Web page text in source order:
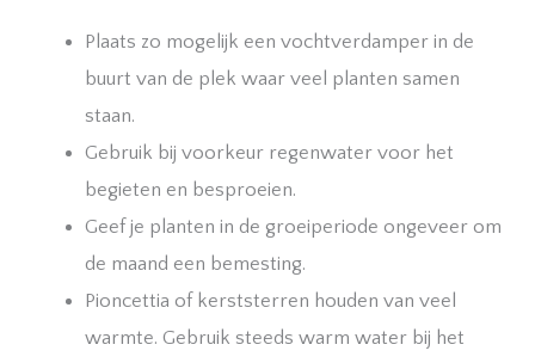
Plaats zo mogelijk een vochtverdamper in de
buurt van de plek waar veel planten samen
staan.
Gebruik bij voorkeur regenwater voor het
begieten en besproeien.
Geef je planten in de groeiperiode ongeveer om
de maand een bemesting.
Pioncettia of kerststerren houden van veel
warmte. Gebruik steeds warm water bij het